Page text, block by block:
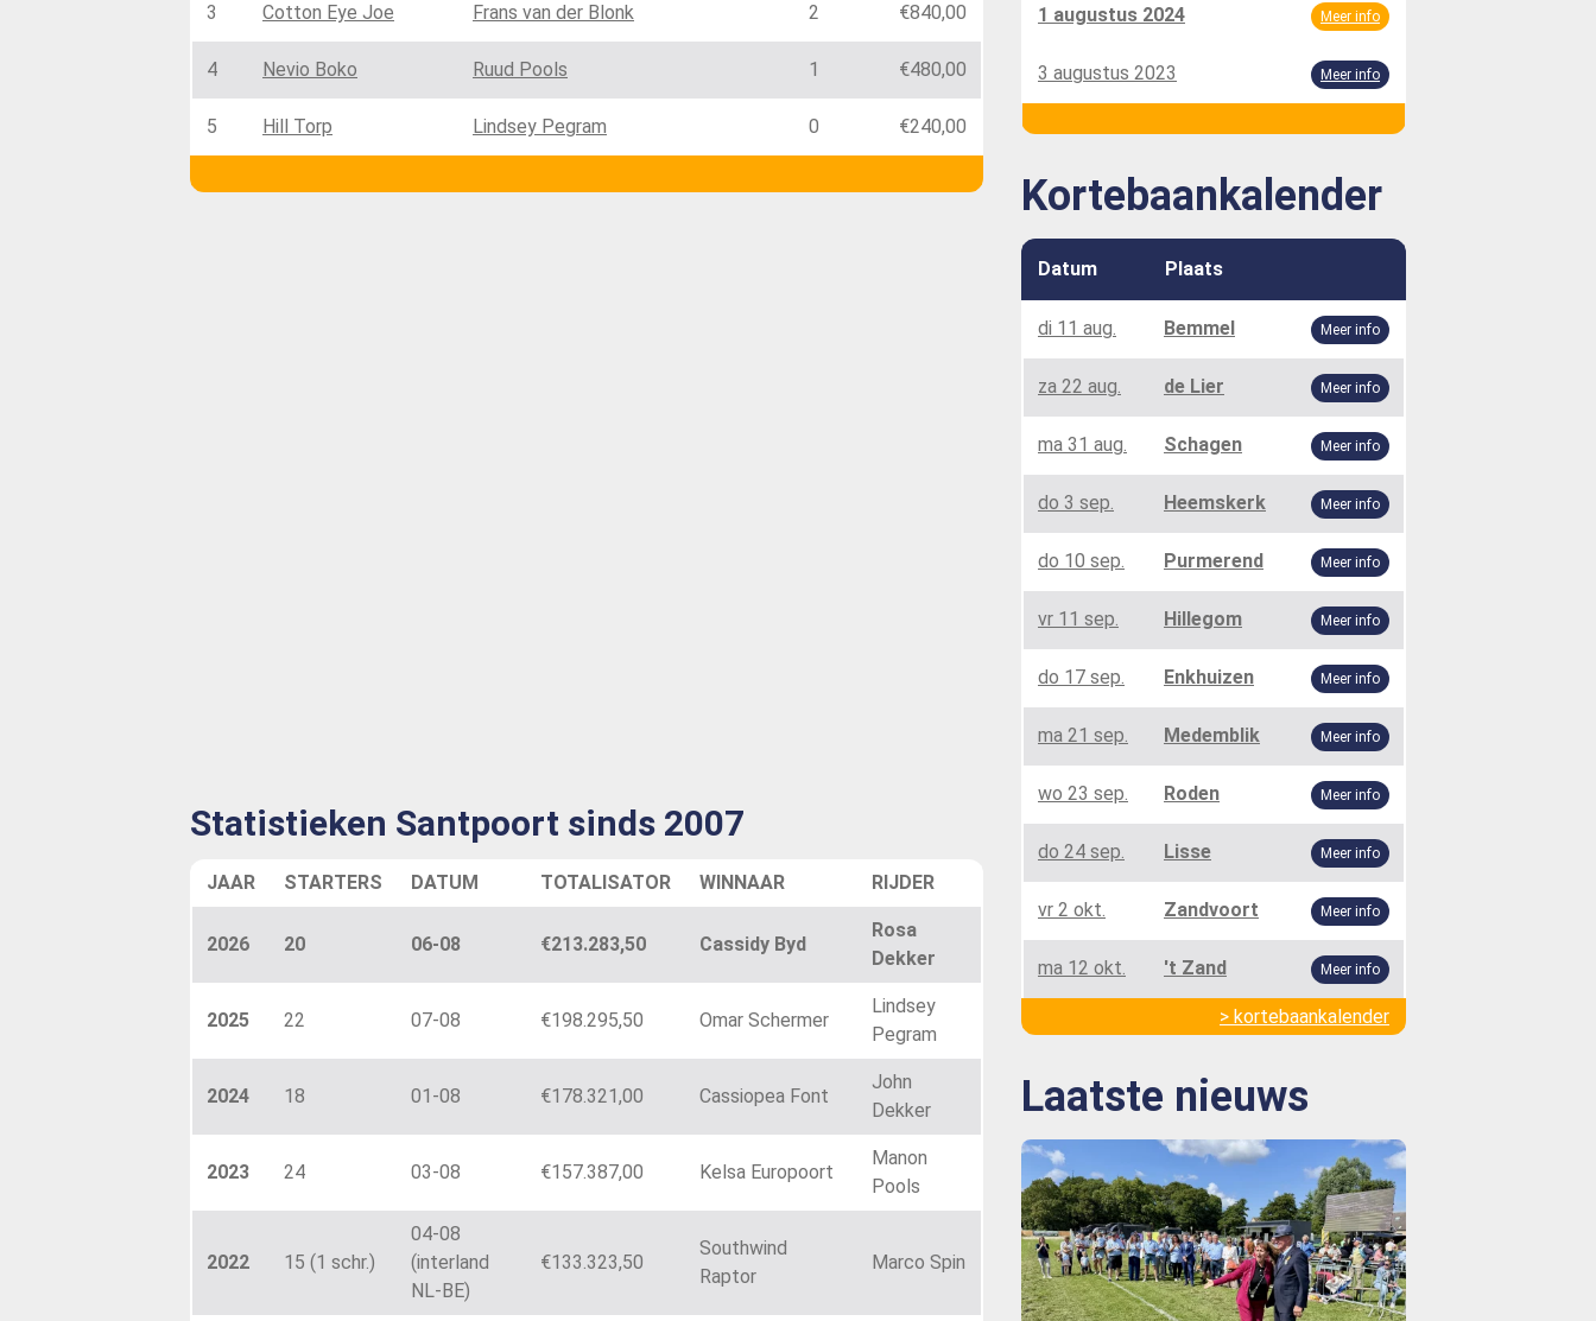
3 Cotton Eye Joe Frans van der Blonk 2 €840,00
4 Nevio Boko Ruud Pools 1 €480,00
5 Hill Torp Lindsey Pegram 0 €240,00
Statistieken Santpoort sinds 2007
JAAR STARTERS DATUM TOTALISATOR WINNAAR RIJDER
2026 20 06-08 €213.283,50 Cassidy Byd
Rosa
Dekker
2025 22 07-08 €198.295,50 Omar Schermer
Lindsey
Pegram
2024 18 01-08 €178.321,00 Cassiopea Font
John
Dekker
2023 24 03-08 €157.387,00 Kelsa Europoort
Manon
Pools
2022 15 (1 schr.)
04-08
(interland
NL-BE)
€133.323,50
Southwind
Raptor
Marco Spin
1 augustus 2024 Meer info
3 augustus 2023 Meer info
Kortebaankalender
Datum Plaats
di 11 aug. Bemmel Meer info
za 22 aug. de Lier Meer info
ma 31 aug. Schagen Meer info
do 3 sep. Heemskerk Meer info
do 10 sep. Purmerend Meer info
vr 11 sep. Hillegom Meer info
do 17 sep. Enkhuizen Meer info
ma 21 sep. Medemblik Meer info
wo 23 sep. Roden Meer info
do 24 sep. Lisse Meer info
vr 2 okt. Zandvoort Meer info
ma 12 okt. 't Zand Meer info
> kortebaankalender
Laatste nieuws